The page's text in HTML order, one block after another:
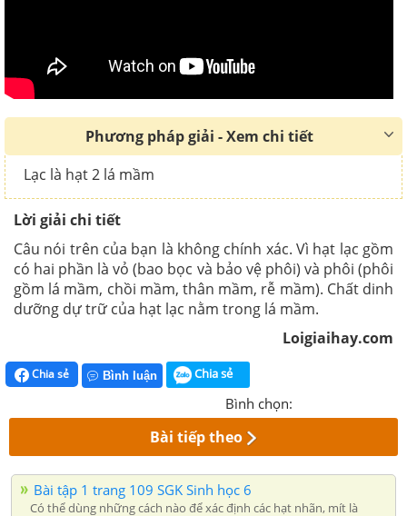
Phương pháp giải - Xem chi tiết
Lạc là hạt 2 lá mầm
Lời giải chi tiết
Câu nói trên của bạn là không chính xác. Vì hạt lạc gồm
có hai phần là vỏ (bao bọc và bảo vệ phôi) và phôi (phôi
gồm lá mầm, chồi mầm, thân mầm, rễ mầm). Chất dinh
dưỡng dự trữ của hạt lạc nằm trong lá mầm.
Loigiaihay.com
Chia sẻ Bình luận Chia sẻ
Bình chọn:
Bài tiếp theo
Bài tập 1 trang 109 SGK Sinh học 6
Có thể dùng những cách nào để xác định các hạt nhãn, mít là